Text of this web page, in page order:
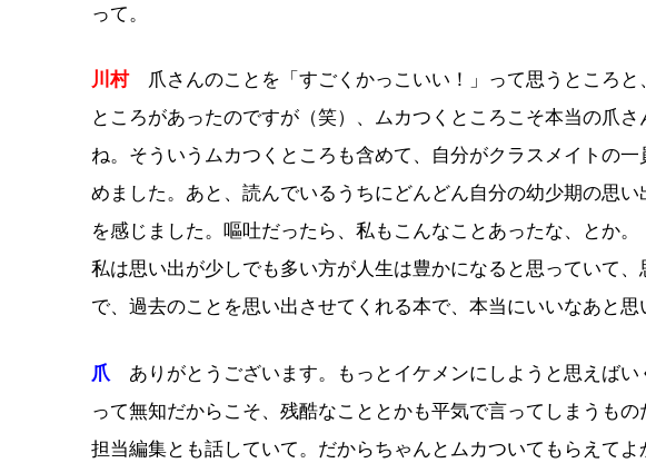
って。
川村爪さんのことを「すごくかっこいい！」って思うところと
ところがあったのですが（笑）、ムカつくところこそ本当の爪
ね。そういうムカつくところも含めて、自分がクラスメイトの
めました。あと、読んでいるうちにどんどん自分の幼少期の思
を感じました。嘔吐だったら、私もこんなことあったな、とか。
私は思い出が少しでも多い方が人生は豊かになると思っていて
で、過去のことを思い出させてくれる本で、本当にいいなあと思
爪 ありがとうございます。もっとイケメンにしようと思えばい
って無知だからこそ、残酷なこととかも平気で言ってしまうもの
担当編集とも話していて。だからちゃんとムカついてもらえて